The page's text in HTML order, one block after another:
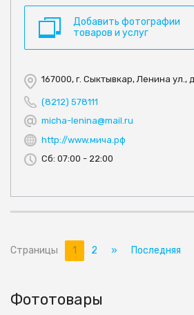
Добавить фотографии
товаров и услуг
167000, г. Сыктывкар, Ленина ул.,
(8212) 578111
micha-lenina@mail.ru
http://www.мича.рф
Сб: 07:00 - 22:00
Страницы 1 2 » Последняя
Фототовары